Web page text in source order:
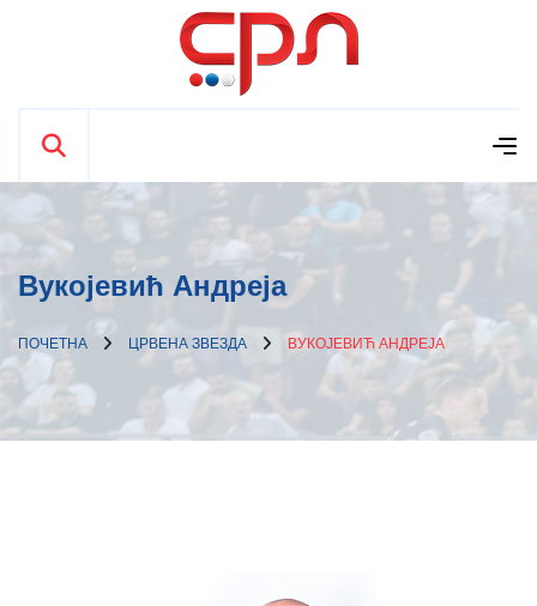
Вукојевић Андреја
ПОЧЕТНА ЦРВЕНА ЗВЕЗДА ВУКОЈЕВИЋ АНДРЕЈА